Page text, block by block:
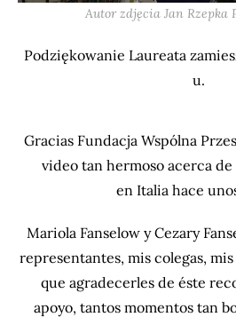
Autor zdjęcia Jan Rzepka
Podziękowanie Laureata
u.
Gracias Fundacja Wspólna
video tan hermoso acerca
en Italia hace
Mariola Fanselow y Cezary
representantes, mis colegas,
que agradecerles de éste
apoyo, tantos momentos tan